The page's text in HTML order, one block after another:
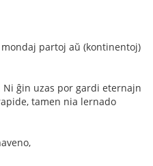
partoj aŭ (kontinentoj)
Ni ĝin uzas por gardi eternajn
tamen nia lernado